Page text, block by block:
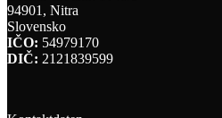
94901, Nitra
Slovensko
IČO: 54979170
DIČ: 2121839599